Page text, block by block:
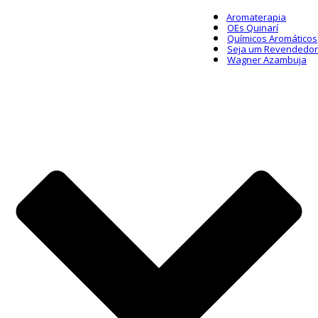
Aromaterapia
OEs Quinarí
Químicos Aromáticos
Seja um Revendedor
Wagner Azambuja